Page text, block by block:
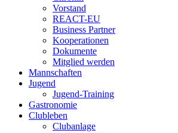
Vorstand
REACT-EU
Business Partner
Kooperationen
Dokumente
Mitglied werden
Mannschaften
Jugend
Jugend-Training
Gastronomie
Clubleben
Clubanlage